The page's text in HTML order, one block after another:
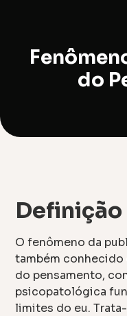
do
O fenômeno da
também
do pensamento,
psicopatológica
limites do eu.